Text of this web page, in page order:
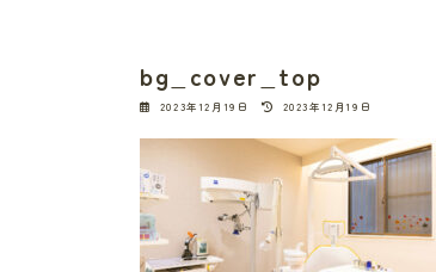
bg_cover_top
2023年12月19日
最
更
新
日
時
2023年12月19日